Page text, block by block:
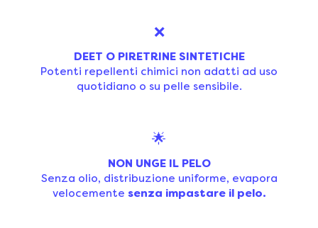
❌
DEET O PIRETRINE SINTETICHE
Potenti repellenti chimici non adatti ad uso
quotidiano o su pelle sensibile.
🌟
NON UNGE IL PELO
Senza olio, distribuzione uniforme, evapora
velocemente senza impastare il pelo.